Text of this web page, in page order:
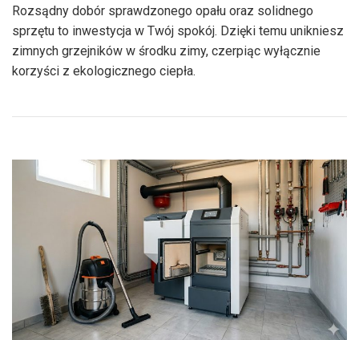
Rozsądny dobór sprawdzonego opału oraz solidnego
sprzętu to inwestycja w Twój spokój. Dzięki temu unikniesz
zimnych grzejników w środku zimy, czerpiąc wyłącznie
korzyści z ekologicznego ciepła.